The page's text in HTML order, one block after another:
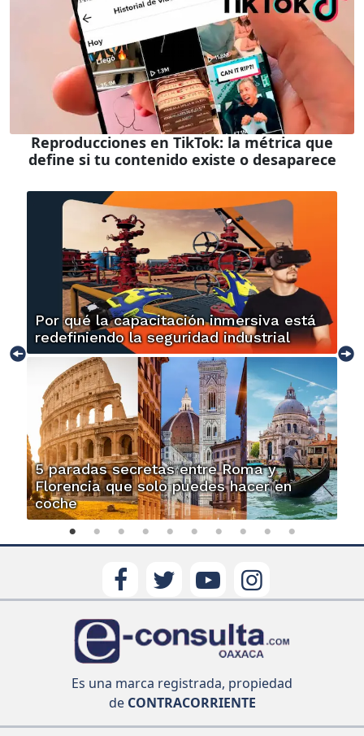
Reproducciones en TikTok: la métrica que
define si tu contenido existe o desaparece
Por qué la capacitación inmersiva está
redefiniendo la seguridad industrial
5 paradas secretas entre Roma y
Florencia que solo puedes hacer en
coche
Es una marca registrada, propiedad
deCONTRACORRIENTE